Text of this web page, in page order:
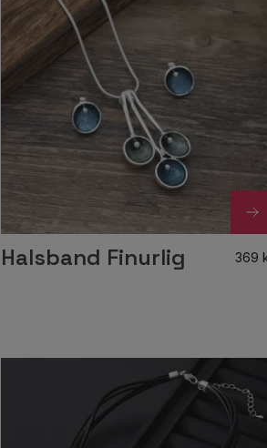
Halsband Finurlig 369